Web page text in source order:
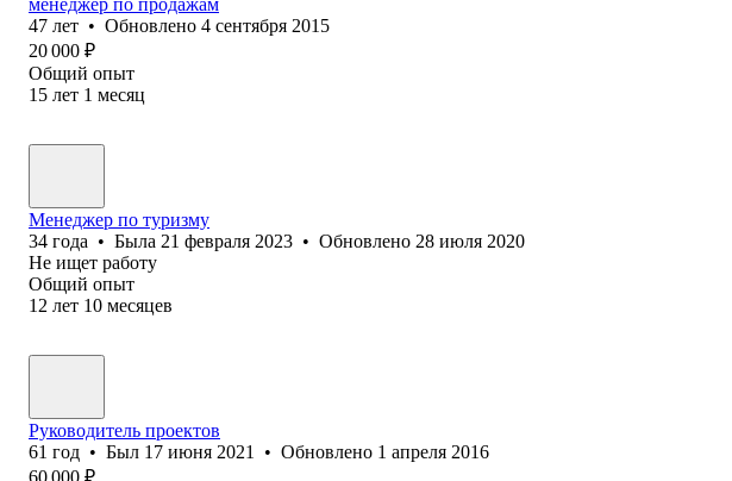
47 лет • Обновлено 4 сентября 2015
20 000 ₽
Общий опыт
15 лет 1 месяц
Менеджер по туризму
34 года • Была 21 февраля 2023 • Обновлено 28 июля 2020
Не ищет работу
Общий опыт
12 лет 10 месяцев
Руководитель проектов
61 год • Был 17 июня 2021 • Обновлено 1 апреля 2016
60 000 ₽